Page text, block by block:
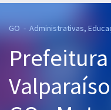
Cursos 20% OFF
Pós
Graduação
GO - Administrativas,